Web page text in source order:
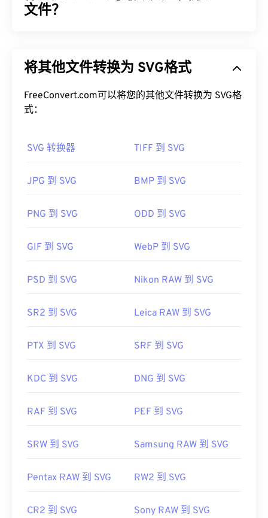
一种文档文件类型，而非图像文件。DjVu的优势在
如何打开 DJVU 文件？
打开DjVu文件需要一个特殊的软件程序。您必须将
此软件下载到您的电脑上，但幸运的是，它是免费
换为PDF格式，大多数用户对此更为熟悉。
件。跨平台转换器包括
DjVu 转 PDF。此外，还有一
个程序名为 DjVu Converter。
首次发行：1996年
https://www.lifewire.com/djvu-file-2620674
文件？
矢量图形，并支持有限的动画。正如其名称所示，使
类型可以在不损失图像质量的情况下调整大小。此
外，SVG 的独特之处在于它不是一种图像格式。相
MicrosoftEdge）
中轻松打开。此外，由于 SVG 是
与 XML 相关的文本。
保先安装 Adob​​e Creative Suite 的 SVG Kit 插件即
可。借助一些在线工具，您可以转换 SVG 文件。要
SVG 转 PDF工具。要将矢量文件（例如 SVG 转
转 PNG工具。
开发者：万维网联盟（W3C）
首次发布：2001 年 9 月 4 日
https://www.lifewire.com/svg-file-4120603
将其他文件转换为 SVG格式
FreeConvert.com可以将您的其他文件转换为 SVG格
式：
SVG 转换器 TIFF 到 SVG
JPG 到 SVG BMP 到 SVG
PNG 到 SVG ODD 到 SVG
GIF 到 SVG WebP 到 SVG
PSD 到 SVG Nikon RAW 到 SVG
SR2 到 SVG Leica RAW 到 SVG
PTX 到 SVG SRF 到 SVG
KDC 到 SVG DNG 到 SVG
RAF 到 SVG PEF 到 SVG
SRW 到 SVG Samsung RAW 到 SVG
Pentax RAW 到 SVG RW2 到 SVG
CR2 到 SVG Sony RAW 到 SVG